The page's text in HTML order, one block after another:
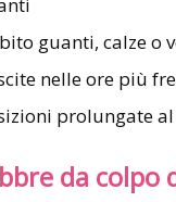
guanti, calze o
nelle ore più
prolungate al
da colpo